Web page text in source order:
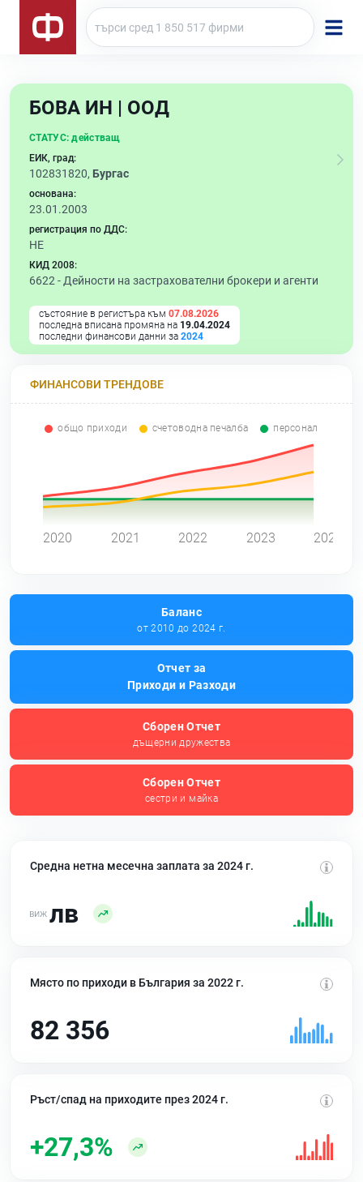
БОВА ИН | ООД
СТАТУС: действащ
ЕИК, град:
102831820, Бургас
основана:
23.01.2003
регистрация по ДДС:
НЕ
КИД 2008:
6622 - Дейности на застрахователни брокери и агенти
състояние в регистъра към 07.08.2026
последна вписана промяна на 19.04.2024
последни финансови данни за 2024
ФИНАНСОВИ ТРЕНДОВЕ
общо приходи счетоводна печалба персонал
2020 2021 2022 2023 2024
Баланс
от 2010 до 2024 г.
Отчет за
Приходи и Разходи
Сборен Отчет
дъщерни дружества
Сборен Отчет
сестри и майка
Средна нетна месечна заплата за 2024 г.
лв
Място по приходи в България за 2022 г.
82 356
Ръст/спад на приходите през 2024 г.
+27,3%